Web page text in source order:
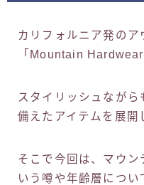
カリフォルニア発のア
「Mountain
スタイリッシュなが
備えたアイテムを展開
そこで今回は、マウン
いう噂や年齢層につ